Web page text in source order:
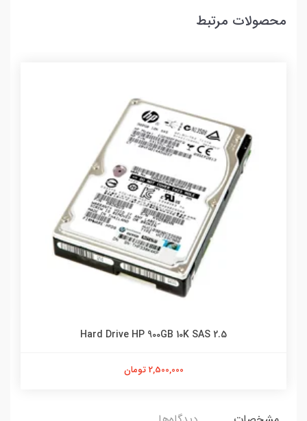
محصولات مرتبط
Hard Drive HP 900GB 10K SAS 2.5
2,500,000 تومان